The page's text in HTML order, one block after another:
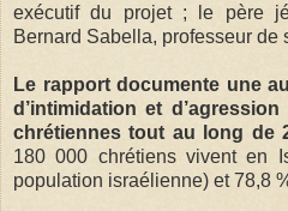
exécutif du projet ; le père
Bernard Sabella, professeur de
Le rapport documente une
d’intimidation et
chrétiennes tout au long de
180 000 chrétiens vivent en
population israélienne) et 78,8